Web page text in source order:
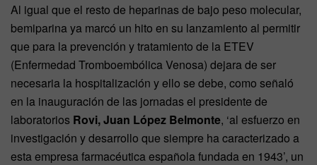
Al igual que el resto de heparinas de bajo peso molecular,
bemiparina ya marcó un hito en su lanzamiento al permitir
que para la prevención y tratamiento de la ETEV
(Enfermedad Tromboembólica Venosa) dejara de ser
necesaria la hospitalización y ello se debe, como señaló
en la inauguración de las jornadas el presidente de
laboratorios Rovi, Juan López Belmonte, ‘al esfuerzo en
investigación y desarrollo que siempre ha caracterizado a
esta empresa farmacéutica española fundada en 1943’, un